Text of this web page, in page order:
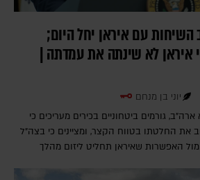
השיחות עם איראן יחל היום;
איראן לא שינתה את עמדתה |
יוני בן מנחם
גורמים ביטחוניים בכירים מעריכים כי
את החלטתו בטווח הקצר, ומציינים כי בצה"ל
מול האפשרות שאיראן תחליט ליזום מהלך